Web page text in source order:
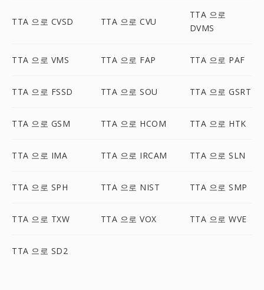
TTA 으로 CVSD TTA 으로 CVU
TTA 으로
DVMS
TTA 으로 VMS TTA 으로 FAP TTA 으로 PAF
TTA 으로 FSSD TTA 으로 SOU TTA 으로 GSRT
TTA 으로 GSM TTA 으로 HCOM TTA 으로 HTK
TTA 으로 IMA TTA 으로 IRCAM TTA 으로 SLN
TTA 으로 SPH TTA 으로 NIST TTA 으로 SMP
TTA 으로 TXW TTA 으로 VOX TTA 으로 WVE
TTA 으로 SD2